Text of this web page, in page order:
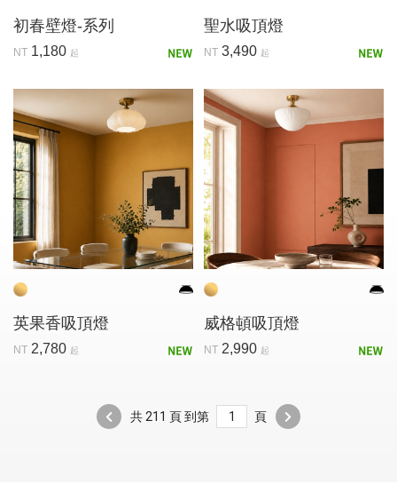
初春壁燈-系列
NT 1,180 起
聖水吸頂燈
NT 3,490 起
英果香吸頂燈
NT 2,780 起
威格頓吸頂燈
NT 2,990 起
共 211 頁 到第 頁